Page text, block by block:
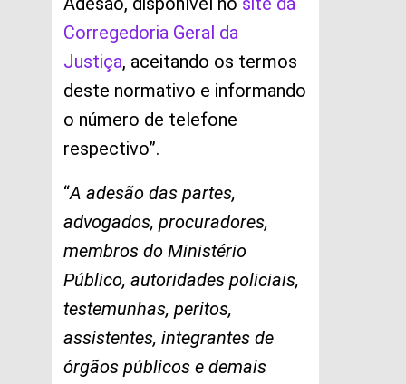
Corregedoria Geral da
Justiça, aceitando os termos
deste normativo e informando
o número de telefone
respectivo”.
“A adesão das partes,
advogados, procuradores,
membros do Ministério
Público, autoridades policiais,
testemunhas, peritos,
assistentes, integrantes de
órgãos públicos e demais